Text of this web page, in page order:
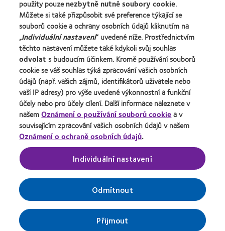
O společnosti CooperVision
Kariéra v CooperVision
Kontaktujte nás
Právní rámec
Ochrana osobních údajů
Oznámení o používání souborů cookie
Podmínky poskytování služeb
Pravidla zasílání komentářů
Správa nastavení souhlasu
© 2026CooperVision|SoučástCooperCompanies| Kontaktní
čočky výrobce CooperVision jsou zdravotnické prostředky
určené ke korekci ametropie. Přečtěte si prosím příbalový
leták na společnosti CooperVision.
použity pouzenezbytně nutné soubory cookie.
Můžete si také přizpůsobit své preference týkající se
souborů cookie a ochrany osobních údajů kliknutím na
„Individuální nastavení“ uvedené níže. Prostřednictvím
těchto nastavení můžete také kdykoli svůj souhlas
odvolat s budoucím účinkem. Kromě používání souborů
cookie se váš souhlas týká zpracování vašich osobních
údajů (např. vašich zájmů, identifikátorů uživatele nebo
vaší IP adresy) pro výše uvedené výkonnostní a funkční
účely nebo pro účely cílení. Další informace naleznete v
našemOznámení o používání souborů cookiea v
souvisejícím zpracování vašich osobních údajů v našem
Oznámení o ochraně osobních údajů.
Individuální nastavení
Odmítnout
Přijmout